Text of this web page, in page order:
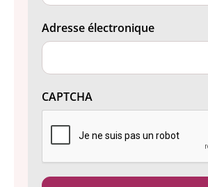
CAPTCHA
Adresse électronique